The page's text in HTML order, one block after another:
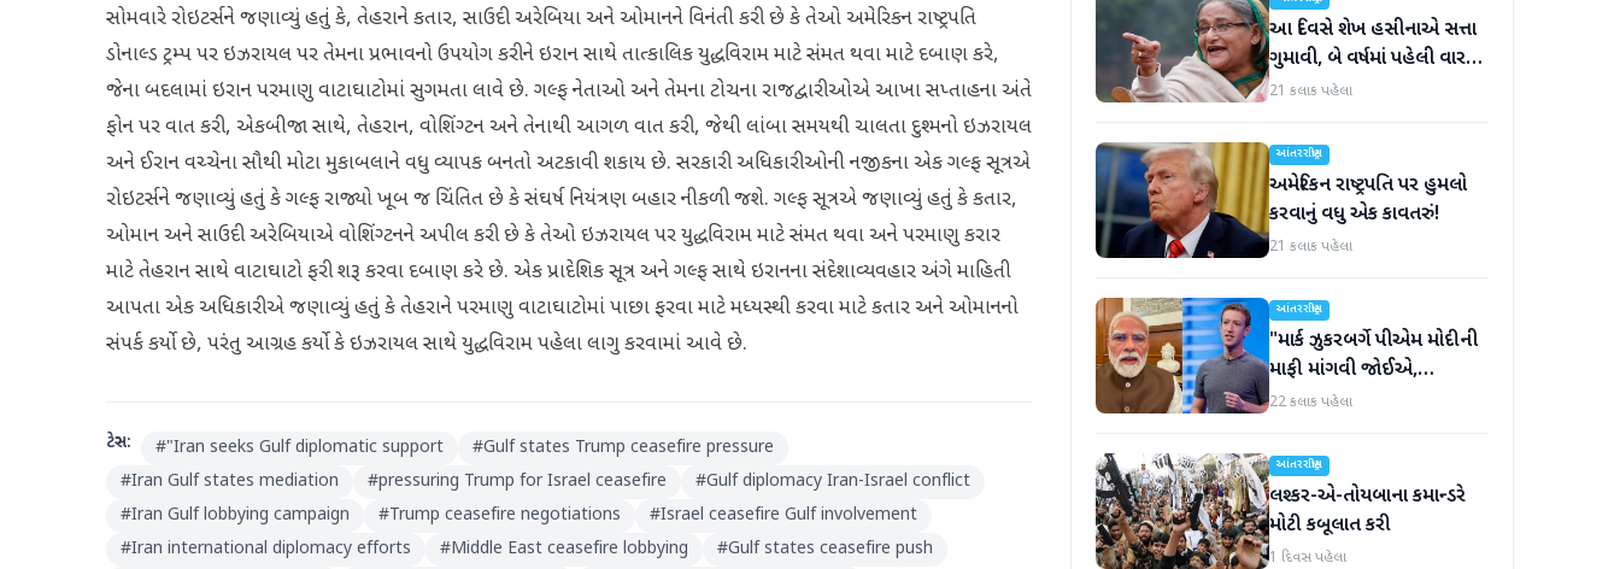
સોમવારે રોઇટર્સને જણાવ્યું હતું કે, તેહરાને કતાર, સાઉદી અરેબિયા અને ઓમાનને વિનંતી કરી છે કે તેઓ અમેરિકન રાષ્ટ્રપતિ
ડોનાલ્ડ ટ્રમ્પ પર ઇઝરાયલ પર તેમના પ્રભાવનો ઉપયોગ કરીને ઇરાન સાથે તાત્કાલિક યુદ્ધવિરામ માટે સંમત થવા માટે દબાણ કરે,
જેના બદલામાં ઇરાન પરમાણુ વાટાઘાટોમાં સુગમતા લાવે છે. ગલ્ફ નેતાઓ અને તેમના ટોચના રાજદ્વારીઓએ આખા સપ્તાહના અંતે
ફોન પર વાત કરી, એકબીજા સાથે, તેહરાન, વોશિંગ્ટન અને તેનાથી આગળ વાત કરી, જેથી લાંબા સમયથી ચાલતા દુશ્મનો ઇઝરાયલ
અને ઈરાન વચ્ચેના સૌથી મોટા મુકાબલાને વધુ વ્યાપક બનતો અટકાવી શકાય છે. સરકારી અધિકારીઓની નજીકના એક ગલ્ફ સૂત્રએ
રોઇટર્સને જણાવ્યું હતું કે ગલ્ફ રાજ્યો ખૂબ જ ચિંતિત છે કે સંઘર્ષ નિયંત્રણ બહાર નીકળી જશે. ગલ્ફ સૂત્રએ જણાવ્યું હતું કે કતાર,
ઓમાન અને સાઉદી અરેબિયાએ વોશિંગ્ટનને અપીલ કરી છે કે તેઓ ઇઝરાયલ પર યુદ્ધવિરામ માટે સંમત થવા અને પરમાણુ કરાર
માટે તેહરાન સાથે વાટાઘાટો ફરી શરૂ કરવા દબાણ કરે છે. એક પ્રાદેશિક સૂત્ર અને ગલ્ફ સાથે ઇરાનના સંદેશાવ્યવહાર અંગે માહિતી
આપતા એક અધિકારીએ જણાવ્યું હતું કે તેહરાને પરમાણુ વાટાઘાટોમાં પાછા ફરવા માટે મધ્યસ્થી કરવા માટે કતાર અને ઓમાનનો
સંપર્ક કર્યો છે, પરંતુ આગ્રહ કર્યો કે ઇઝરાયલ સાથે યુદ્ધવિરામ પહેલા લાગુ કરવામાં આવે છે.
ટેગ્સ: #"Iran seeks Gulf diplomatic support #Gulf states Trump ceasefire pressure
#Iran Gulf states mediation #pressuring Trump for Israel ceasefire #Gulf diplomacy Iran-Israel conflict
#Iran Gulf lobbying campaign #Trump ceasefire negotiations #Israel ceasefire Gulf involvement
#Iran international diplomacy efforts #Middle East ceasefire lobbying #Gulf states ceasefire push
આ દિવસે શેખ હસીનાએ સત્તા
ગુમાવી, બે વર્ષમાં પહેલી વાર
દુનિયા સમક્ષ હાજર થશે
21 કલાક પહેલા
આંતરરાષ્ટ્રીય
અમેરિકન રાષ્ટ્રપતિ પર હુમલો
કરવાનું વધુ એક કાવતરું!
21 કલાક પહેલા
આંતરરાષ્ટ્રીય
"માર્ક ઝુકરબર્ગે પીએમ મોદીની
માફી માંગવી જોઈએ,
નહીંતર..."
22 કલાક પહેલા
આંતરરાષ્ટ્રીય
લશ્કર-એ-તોયબાના કમાન્ડરે
મોટી કબૂલાત કરી
1 દિવસ પહેલા